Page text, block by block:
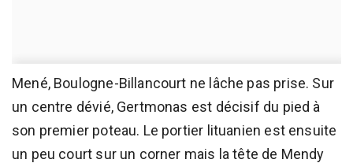
Mené, Boulogne-Billancourt ne lâche pas prise. Sur
un centre dévié, Gertmonas est décisif du pied à
son premier poteau. Le portier lituanien est ensuite
un peu court sur un corner mais la tête de Mendy